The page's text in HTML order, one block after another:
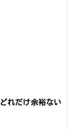
どれだけ余裕ない